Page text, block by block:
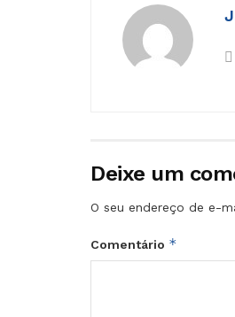
Deixe um
O seu endereço de e-
Comentário *